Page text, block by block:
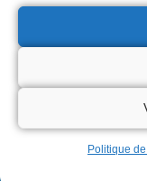
Politique
© 2026 Mairie de